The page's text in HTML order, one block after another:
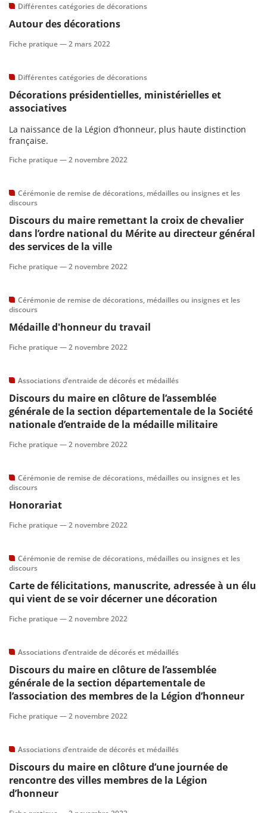
Différentes catégories de décorations
Autour des décorations
Fiche pratique —2 mars 2022
Différentes catégories de décorations
Décorations présidentielles, ministérielles et
associatives
La naissance de la Légion d’honneur, plus haute distinction
française.
Fiche pratique —2 novembre 2022
Cérémonie de remise de décorations, médailles ou insignes et les
discours
Discours du maire remettant la croix de chevalier
dans l’ordre national du Mérite au directeur général
des services de la ville
Fiche pratique —2 novembre 2022
Cérémonie de remise de décorations, médailles ou insignes et les
discours
Médaille d'honneur du travail
Fiche pratique —2 novembre 2022
Associations d’entraide de décorés et médaillés
Discours du maire en clôture de l’assemblée
générale de la section départementale de la Société
nationale d’entraide de la médaille militaire
Fiche pratique —2 novembre 2022
Cérémonie de remise de décorations, médailles ou insignes et les
discours
Honorariat
Fiche pratique —2 novembre 2022
Cérémonie de remise de décorations, médailles ou insignes et les
discours
Carte de félicitations, manuscrite, adressée à un élu
qui vient de se voir décerner une décoration
Fiche pratique —2 novembre 2022
Associations d’entraide de décorés et médaillés
Discours du maire en clôture de l’assemblée
générale de la section départementale de
l’association des membres de la Légion d’honneur
Fiche pratique —2 novembre 2022
Associations d’entraide de décorés et médaillés
Discours du maire en clôture d’une journée de
rencontre des villes membres de la Légion
d’honneur